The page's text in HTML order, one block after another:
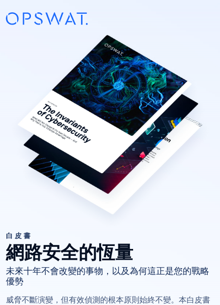
白皮書
網路安全的恆量
未來十年不會改變的事物，以及為何這正是您的戰略
優勢
威脅不斷演變，但有效偵測的根本原則始終不變。本白皮書